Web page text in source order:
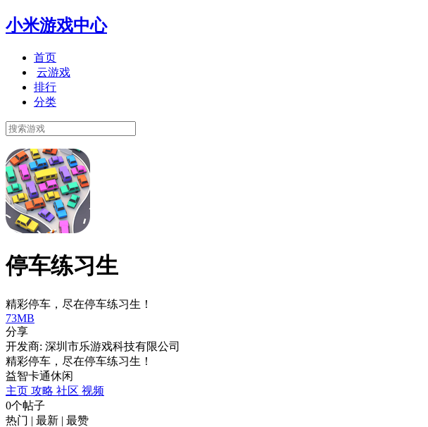
小米游戏中心
首页
云游戏
排行
分类
停车练习生
精彩停车，尽在停车练习生！
73MB
分享
开发商: 深圳市乐游戏科技有限公司
精彩停车，尽在停车练习生！
益智卡通休闲
主页 攻略 社区 视频
0个帖子
热门 | 最新 | 最赞